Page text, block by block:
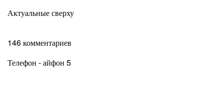
Актуальные сверху
146 комментариев
Телефон - айфон 5